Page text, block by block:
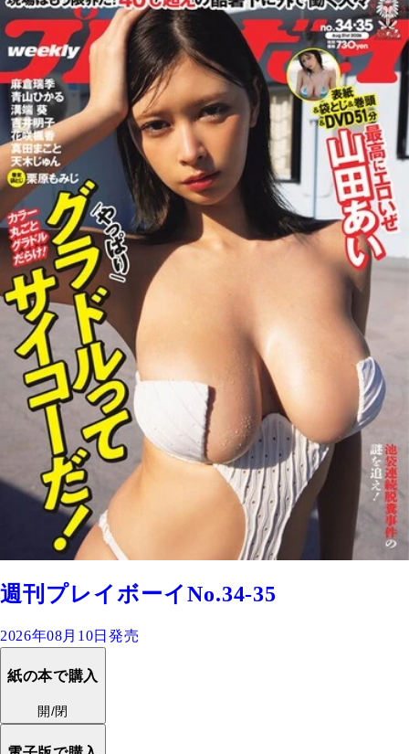
週刊プレイボーイNo.34-35
2026年08月10日発売
紙の本で購入
開/閉